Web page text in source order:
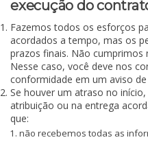
execução do
Fazemos todos os esforços
acordados a tempo, mas os
prazos finais. Não cumprimos
Nesse caso, você deve nos
conformidade em um aviso
Se houver um atraso no
atribuição ou na entrega
que:
não recebemos todas as